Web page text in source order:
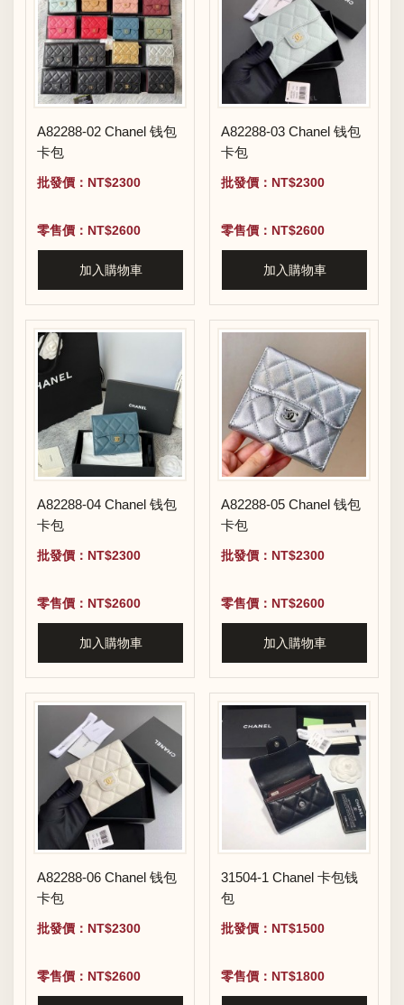
A82288-02 Chanel 钱包
卡包
批發價：NT$2300
零售價：NT$2600
加入購物車
A82288-03 Chanel 钱包
卡包
批發價：NT$2300
零售價：NT$2600
加入購物車
A82288-04 Chanel 钱包
卡包
批發價：NT$2300
零售價：NT$2600
加入購物車
A82288-05 Chanel 钱包
卡包
批發價：NT$2300
零售價：NT$2600
加入購物車
A82288-06 Chanel 钱包
卡包
批發價：NT$2300
零售價：NT$2600
31504-1 Chanel 卡包钱
包
批發價：NT$1500
零售價：NT$1800